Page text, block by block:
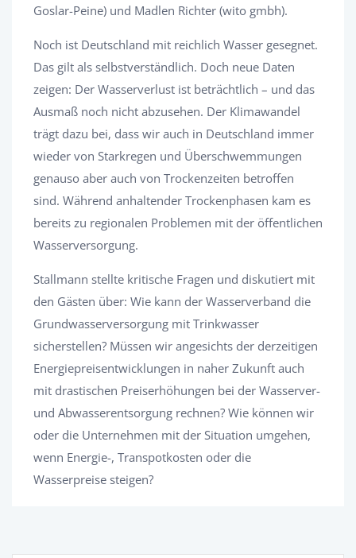
Goslar-Peine) und Madlen Richter (wito gmbh).
Noch ist Deutschland mit reichlich Wasser gesegnet.
Das gilt als selbstverständlich. Doch neue Daten
zeigen: Der Wasserverlust ist beträchtlich – und das
Ausmaß noch nicht abzusehen. Der Klimawandel
trägt dazu bei, dass wir auch in Deutschland immer
wieder von Starkregen und Überschwemmungen
genauso aber auch von Trockenzeiten betroffen
sind. Während anhaltender Trockenphasen kam es
bereits zu regionalen Problemen mit der öffentlichen
Wasserversorgung.
Stallmann stellte kritische Fragen und diskutiert mit
den Gästen über: Wie kann der Wasserverband die
Grundwasserversorgung mit Trinkwasser
sicherstellen? Müssen wir angesichts der derzeitigen
Energiepreisentwicklungen in naher Zukunft auch
mit drastischen Preiserhöhungen bei der Wasserver-
und Abwasserentsorgung rechnen? Wie können wir
oder die Unternehmen mit der Situation umgehen,
wenn Energie-, Transpotkosten oder die
Wasserpreise steigen?